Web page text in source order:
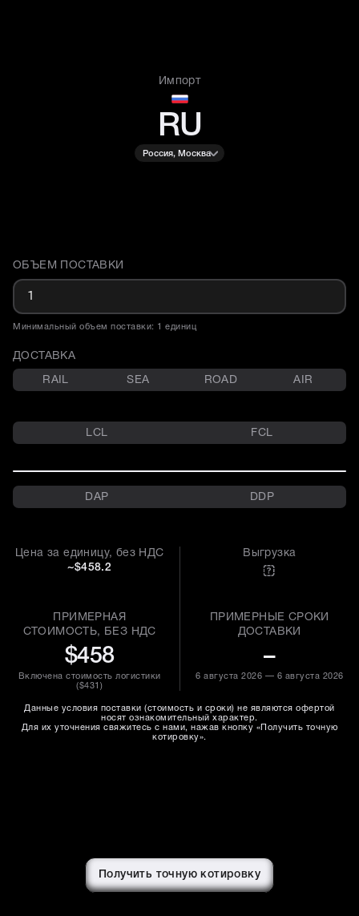
Импорт
RU
Россия, Москва
Доставка и объем поставки
ОБЪЕМ ПОСТАВКИ
Минимальный объем поставки: 1 единиц
ДОСТАВКА
RAIL SEA ROAD AIR
LCL FCL
DAP DDP
Цена за единицу, без НДС
~$458.2
ПРИМЕРНАЯ
СТОИМОСТЬ, БЕЗ НДС
$458
Включена стоимость логистики
($431 )
Выгрузка
ПРИМЕРНЫЕ СРОКИ
ДОСТАВКИ
–
6 августа 2026 — 6 августа 2026
Данные условия поставки (стоимость и сроки) не являются офертой
носят ознакомительный характер.
Для их уточнения свяжитесь с нами, нажав кнопку «Получить точную
котировку».
Получить точную котировку